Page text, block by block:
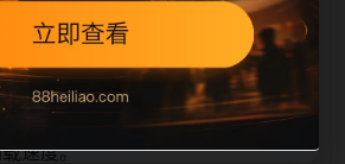
浏览。同站连续更新时避免重复标题
充不同关键词、不同栏目词和不同
保留清晰入口，方便后续专题自动
实浏览器复查首屏、图片、跳转体
速度。